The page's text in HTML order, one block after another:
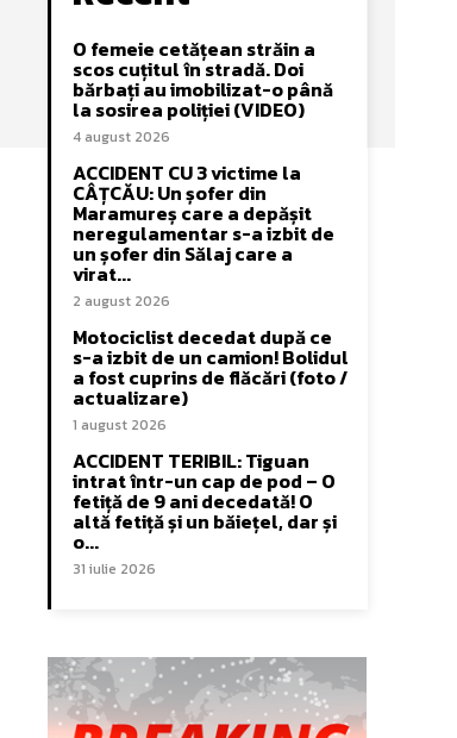
O femeie cetățean străin a
scos cuțitul în stradă. Doi
bărbați au imobilizat-o până
la sosirea poliției (VIDEO)
4 august 2026
ACCIDENT CU 3 victime la
CÂȚCĂU: Un șofer din
Maramureș care a depășit
neregulamentar s-a izbit de
un șofer din Sălaj care a
virat...
2 august 2026
Motociclist decedat după ce
s-a izbit de un camion! Bolidul
a fost cuprins de flăcări (foto /
actualizare)
1 august 2026
ACCIDENT TERIBIL: Tiguan
intrat într-un cap de pod – O
fetiță de 9 ani decedată! O
altă fetiță și un băiețel, dar și
o...
31 iulie 2026